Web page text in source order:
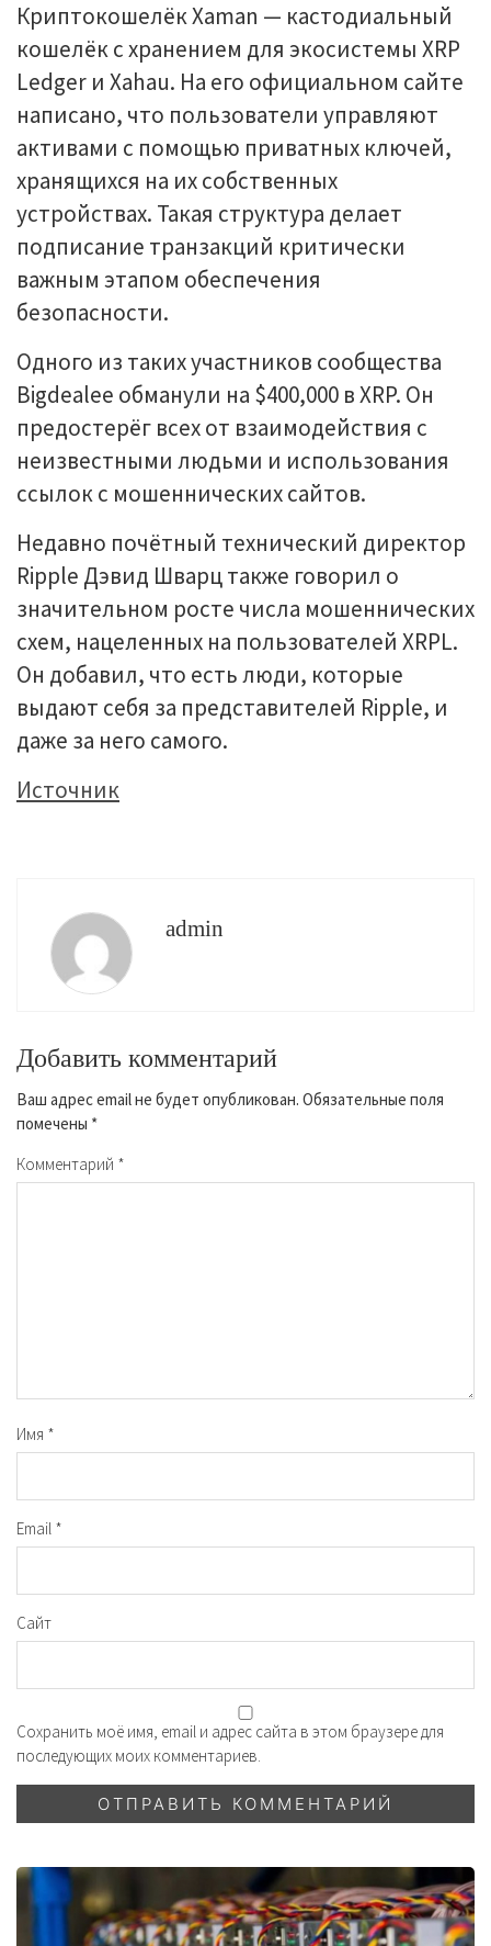
Криптокошелёк Xaman — кастодиальный
кошелёк с хранением для экосистемы XRP
Ledger и Xahau. На его официальном сайте
написано, что пользователи управляют
активами с помощью приватных ключей,
хранящихся на их собственных
устройствах. Такая структура делает
подписание транзакций критически
важным этапом обеспечения
безопасности.
Одного из таких участников сообщества
Bigdealee обманули на $400,000 в XRP. Он
предостерёг всех от взаимодействия с
неизвестными людьми и использования
ссылок с мошеннических сайтов.
Недавно почётный технический директор
Ripple Дэвид Шварц также говорил о
значительном росте числа мошеннических
схем, нацеленных на пользователей XRPL.
Он добавил, что есть люди, которые
выдают себя за представителей Ripple, и
даже за него самого.
Источник
admin
Добавить комментарий
Ваш адрес email не будет опубликован. Обязательные поля
помечены *
Комментарий *
Имя *
Email *
Сайт
Сохранить моё имя, email и адрес сайта в этом браузере для
последующих моих комментариев.